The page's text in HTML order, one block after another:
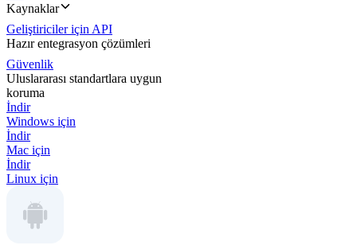
Kaynaklar
Geliştiriciler için API
Hazır entegrasyon çözümleri
Güvenlik
Uluslararası standartlara uygun
koruma
İndir
Windows için
İndir
Mac için
İndir
Linux için